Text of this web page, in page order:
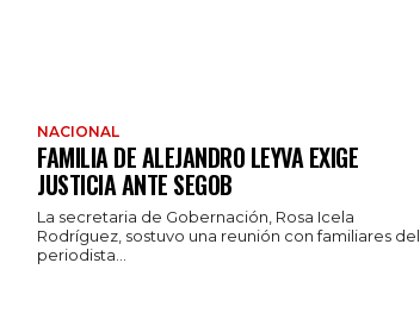
NACIONAL
FAMILIA DE ALEJANDRO LEYVA EXIGE
JUSTICIA ANTE SEGOB
La secretaria de Gobernación, Rosa Icela
Rodríguez, sostuvo una reunión con familiares del
periodista...